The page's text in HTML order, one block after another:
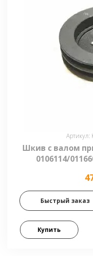
Артикул:
Шкив с валом
0106114/
Быстрый заказ
Купить